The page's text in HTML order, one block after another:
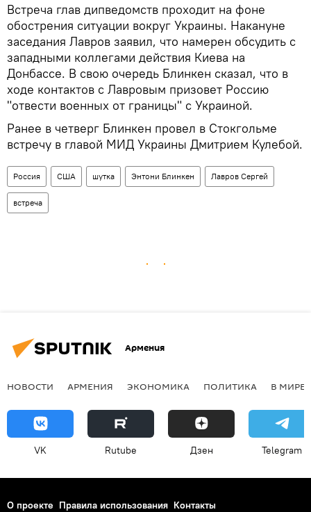
Встреча глав дипведомств проходит на фоне
обострения ситуации вокруг Украины. Накануне
заседания Лавров заявил, что намерен обсудить с
западными коллегами действия Киева на
Донбассе. В свою очередь Блинкен сказал, что в
ходе контактов с Лавровым призовет Россию
"отвести военных от границы" с Украиной.
Ранее в четверг Блинкен провел в Стокгольме
встречу в главой МИД Украины Дмитрием Кулебой.
Россия США шутка Энтони Блинкен Лавров Сергей
встреча
Армения
НОВОСТИ АРМЕНИЯ ЭКОНОМИКА ПОЛИТИКА В МИРЕ
VK Rutube Дзен Telegram
О проекте Правила использования Контакты